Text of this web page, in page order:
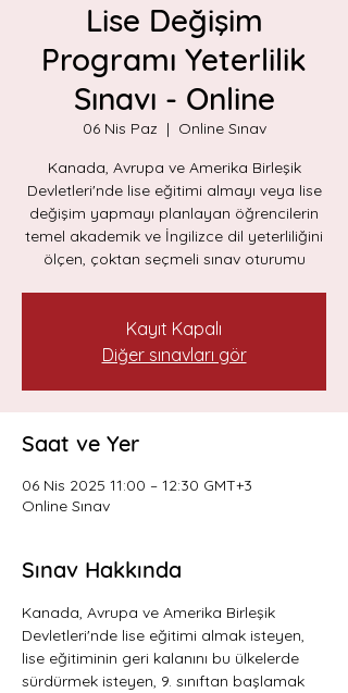
Lise Değişim
Programı Yeterlilik
Sınavı - Online
06 Nis Paz
  |
Online Sınav
Kanada, Avrupa ve Amerika Birleşik
Devletleri'nde lise eğitimi almayı veya lise
değişim yapmayı planlayan öğrencilerin
temel akademik ve İngilizce dil yeterliliğini
ölçen, çoktan seçmeli sınav oturumu
Kayıt Kapalı
Diğer sınavları gör
Saat ve Yer
06 Nis 2025 11:00 – 12:30 GMT+3
Online Sınav
Sınav Hakkında
Kanada, Avrupa ve Amerika Birleşik
Devletleri'nde lise eğitimi almak isteyen,
lise eğitiminin geri kalanını bu ülkelerde
sürdürmek isteyen, 9. sınıftan başlamak